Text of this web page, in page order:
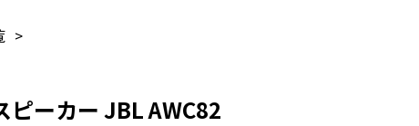
ーカー JBL AWC82